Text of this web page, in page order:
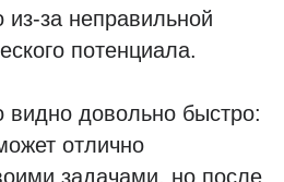
за неправильной
потенциала.
видно довольно быстро:
отлично
задачами, но после